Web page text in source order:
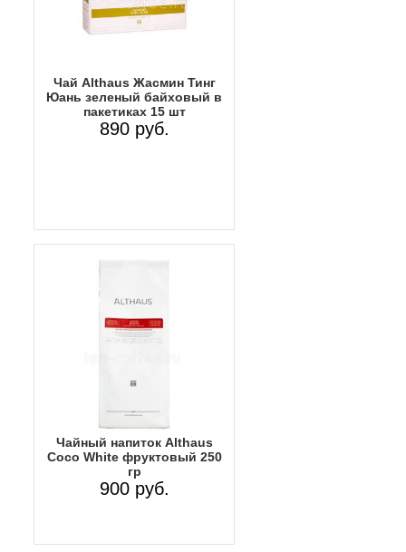
Чай Althaus Жасмин Тинг
Юань зеленый байховый в
пакетиках 15 шт
890 руб.
Чайный напиток Althaus
Coco White фруктовый 250
гр
900 руб.